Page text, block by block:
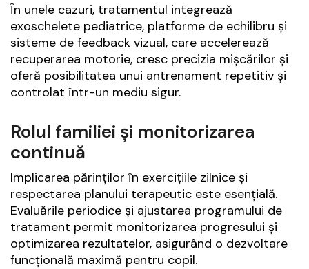
În unele cazuri, tratamentul integrează
exoschelete pediatrice, platforme de echilibru și
sisteme de feedback vizual, care accelerează
recuperarea motorie, cresc precizia mișcărilor și
oferă posibilitatea unui antrenament repetitiv și
controlat într-un mediu sigur.
Rolul familiei și monitorizarea
continuă
Implicarea părinților în exercițiile zilnice și
respectarea planului terapeutic este esențială.
Evaluările periodice și ajustarea programului de
tratament permit monitorizarea progresului și
optimizarea rezultatelor, asigurând o dezvoltare
funcțională maximă pentru copil.